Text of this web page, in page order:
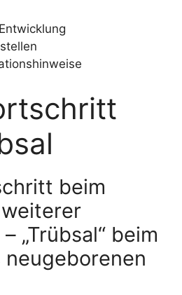
beim
„Trübsal“ beim